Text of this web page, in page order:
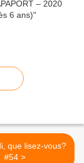
que lisez-vous?
#54 >